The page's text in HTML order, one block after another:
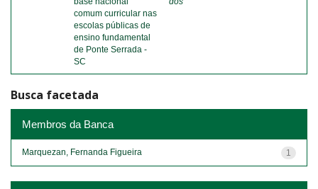
comum curricular nas
escolas públicas de
ensino fundamental
de Ponte Serrada -
SC
Busca facetada
Membros da Banca
1
Marquezan, Fernanda Figueira